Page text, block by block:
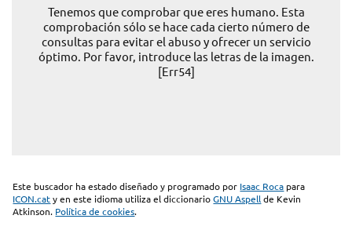
Tenemos que comprobar que eres humano. Esta
comprobación sólo se hace cada cierto número de
consultas para evitar el abuso y ofrecer un servicio
óptimo. Por favor, introduce las letras de la imagen.
[Err54]
Este buscador ha estado diseñado y programado por Isaac Roca para
ICON.caty en este idioma utiliza el diccionarioGNU Aspellde Kevin
Atkinson. Política de cookies.